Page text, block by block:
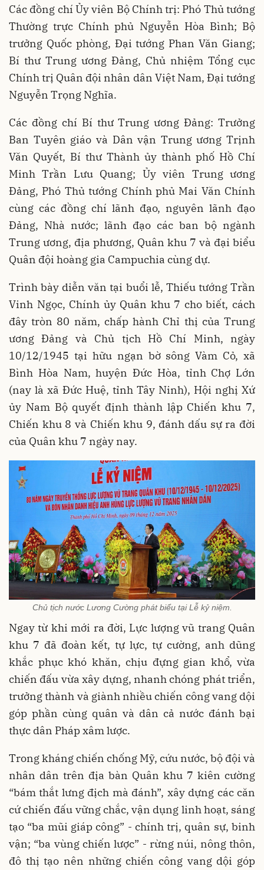
Các đồng chí Ủy viên Bộ Chính trị: Phó Thủ tướng
Thường trực Chính phủ Nguyễn Hòa Bình; Bộ
trưởng Quốc phòng, Đại tướng Phan Văn Giang;
Bí thư Trung ương Đảng, Chủ nhiệm Tổng cục
Chính trị Quân đội nhân dân Việt Nam, Đại tướng
Nguyễn Trọng Nghĩa.
Các đồng chí Bí thư Trung ương Đảng: Trưởng
Ban Tuyên giáo và Dân vận Trung ương Trịnh
Văn Quyết, Bí thư Thành ủy thành phố Hồ Chí
Minh Trần Lưu Quang; Ủy viên Trung ương
Đảng, Phó Thủ tướng Chính phủ Mai Văn Chính
cùng các đồng chí lãnh đạo, nguyên lãnh đạo
Đảng, Nhà nước; lãnh đạo các ban bộ ngành
Trung ương, địa phương, Quân khu 7 và đại biểu
Quân đội hoàng gia Campuchia cùng dự.
Trình bày diễn văn tại buổi lễ, Thiếu tướng Trần
Vinh Ngọc, Chính ủy Quân khu 7 cho biết, cách
đây tròn 80 năm, chấp hành Chỉ thị của Trung
ương Đảng và Chủ tịch Hồ Chí Minh, ngày
10/12/1945 tại hữu ngạn bờ sông Vàm Cỏ, xã
Bình Hòa Nam, huyện Đức Hòa, tỉnh Chợ Lớn
(nay là xã Đức Huệ, tỉnh Tây Ninh), Hội nghị Xứ
ủy Nam Bộ quyết định thành lập Chiến khu 7,
Chiến khu 8 và Chiến khu 9, đánh dấu sự ra đời
của Quân khu 7 ngày nay.
Chủ tịch nước Lương Cường phát biểu tại Lễ kỷ niệm.
Ngay từ khi mới ra đời, Lực lượng vũ trang Quân
khu 7 đã đoàn kết, tự lực, tự cường, anh dũng
khắc phục khó khăn, chịu đựng gian khổ, vừa
chiến đấu vừa xây dựng, nhanh chóng phát triển,
trưởng thành và giành nhiều chiến công vang dội
góp phần cùng quân và dân cả nước đánh bại
thực dân Pháp xâm lược.
Trong kháng chiến chống Mỹ, cứu nước, bộ đội và
nhân dân trên địa bàn Quân khu 7 kiên cường
“bám thắt lưng địch mà đánh”, xây dựng các căn
cứ chiến đấu vững chắc, vận dụng linh hoạt, sáng
tạo “ba mũi giáp công” - chính trị, quân sự, binh
vận; “ba vùng chiến lược” - rừng núi, nông thôn,
đô thị tạo nên những chiến công vang dội góp